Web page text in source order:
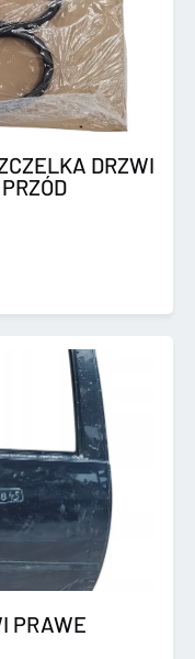
DRZWI
PRAWE